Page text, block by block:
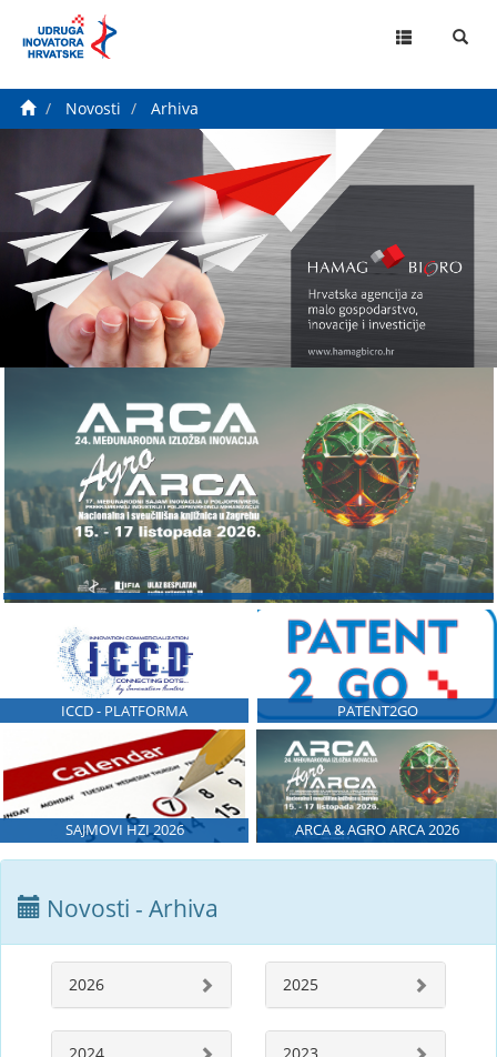
MENU
Novosti Arhiva
ICCD - PLATFORMA PATENT2GO
SAJMOVI HZI 2026 ARCA & AGRO ARCA 2026
Novosti - Arhiva
2026 2025